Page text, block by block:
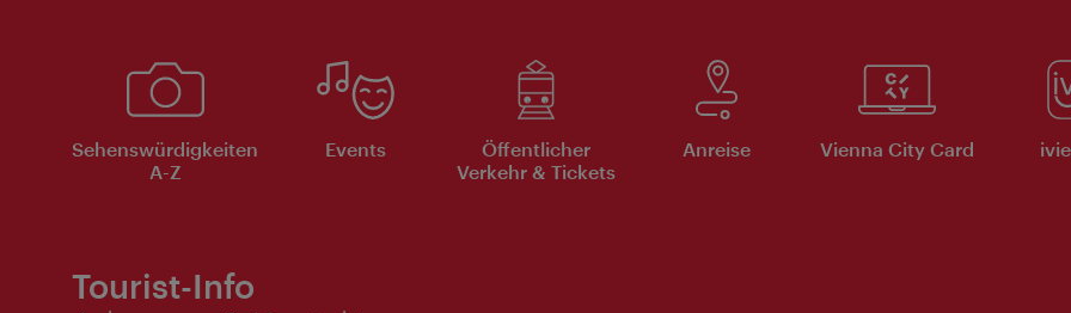
Sehenswürdigkeiten
A-Z
Events
Öffentlicher
Verkehr & Tickets
Anreise Vienna City Card
Tourist-Info